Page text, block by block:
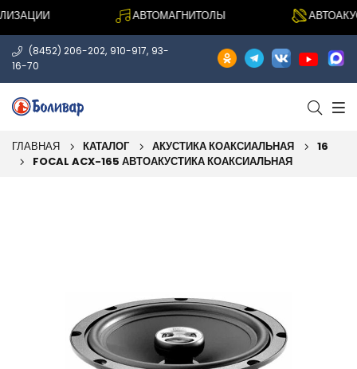
АВТОМАГНИТОЛЫ
(8452) 206-202, 910-917, 93-
16-70
ГЛАВНАЯ КАТАЛОГ АКУСТИКА КОАКСИАЛЬНАЯ
16
FOCAL ACX-165 АВТОАКУСТИКА КОАКСИАЛЬНАЯ